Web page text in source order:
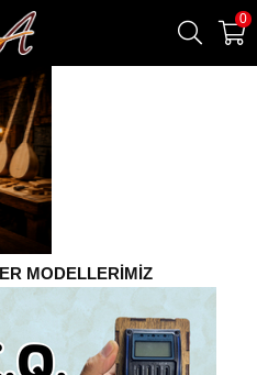
0
MODELLERİMİZ